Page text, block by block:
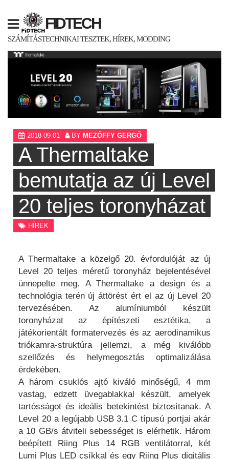
content
FIDTECH
SZÁMÍTÁSTECHNIKAI TESZTEK, HÍREK, MODDING
2018-09-01 BY MEZŐFFY GERGŐ
A Thermaltake
bemutatja az új Level
20 teljes toronyházat
HÍREK
A Thermaltake a közelgő 20. évfordulóját az új
Level 20 teljes méretű toronyház bejelentésével
ünnepelte meg. A Thermaltake a design és a
technológia terén új áttörést ért el az új Level 20
tervezésében. Az alumíniumból készült
toronyházat az építészeti esztétika, a
játékorientált formatervezés és az aerodinamikus
triókamra-struktúra jellemzi, a még kiválóbb
szellőzés és helymegosztás optimalizálása
érdekében.
A három csuklós ajtó kiváló minőségű, 4 mm
vastag, edzett üvegablakkal készült, amelyek
tartósságot és ideális betekintést biztosítanak. A
Level 20 a legújabb USB 3.1 C típusú portjai akár
a 10 GB/s átviteli sebességet is elérhetik. Három
beépített Riing Plus 14 RGB ventilátorral, két
Lumi Plus LED csíkkal és egy Riing Plus digitális